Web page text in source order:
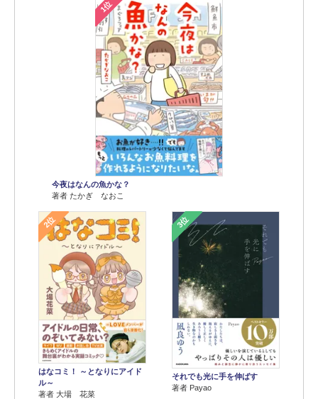
1位
今夜はなんの魚かな？
著者 たかぎ なおこ
2位
はなコミ！ ～となりにアイド
ル～
著者 大場 花菜
3位
それでも光に手を伸ばす
著者 Payao